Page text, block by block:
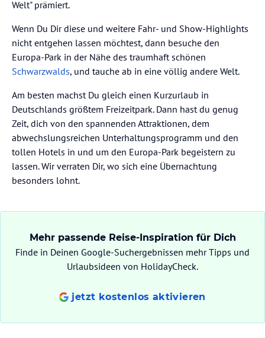
Welt" prämiert.
Wenn Du Dir diese und weitere Fahr- und Show-Highlights
nicht entgehen lassen möchtest, dann besuche den
Europa-Park in der Nähe des traumhaft schönen
Schwarzwalds, und tauche ab in eine völlig andere Welt.
Am besten machst Du gleich einen Kurzurlaub in
Deutschlands größtem Freizeitpark. Dann hast du genug
Zeit, dich von den spannenden Attraktionen, dem
abwechslungsreichen Unterhaltungsprogramm und den
tollen Hotels in und um den Europa-Park begeistern zu
lassen. Wir verraten Dir, wo sich eine Übernachtung
besonders lohnt.
Mehr passende Reise-Inspiration für Dich
Finde in Deinen Google-Suchergebnissen mehr Tipps und
Urlaubsideen von HolidayCheck.
jetzt kostenlos aktivieren